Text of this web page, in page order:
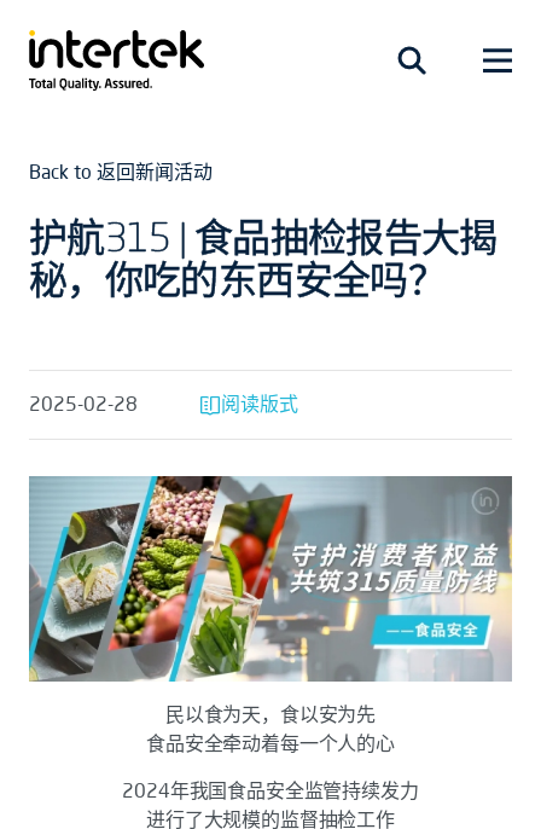
Back to 返回新闻活动
护航315 | 食品抽检报告大揭
秘，你吃的东西安全吗？
2025-02-28 阅读版式
民以食为天，食以安为先
食品安全牵动着每一个人的心
2024年我国食品安全监管持续发力
进行了大规模的监督抽检工作